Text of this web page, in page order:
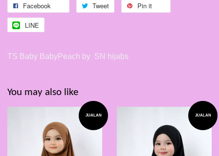
Facebook Tweet Pin it
LINE
TS Baby BabyPeach by SN hijabs
You may also like
JUALAN JUALAN